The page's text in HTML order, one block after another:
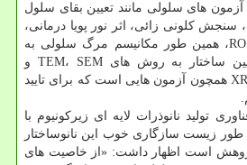
های سلولی مانند تعیین بقای سلول
سنجش كلونی زائی، اثر نور پویا درمانی،
سنجش میزان تركیبات ROS، همین طور مكانیسم مرگ سلولی به
روش فلوسایتومتری، تعیین ساختار به روش های TEM، SEM و
استفاده از طیف نگاری XRD همچون آزمون هایی است كه برای تایید
تولید نانوذرات لایه ای زیركونیوم با
طور زیست سازگاری خوب این نانوساختار
است اظهار داشت: «از خاصیت های